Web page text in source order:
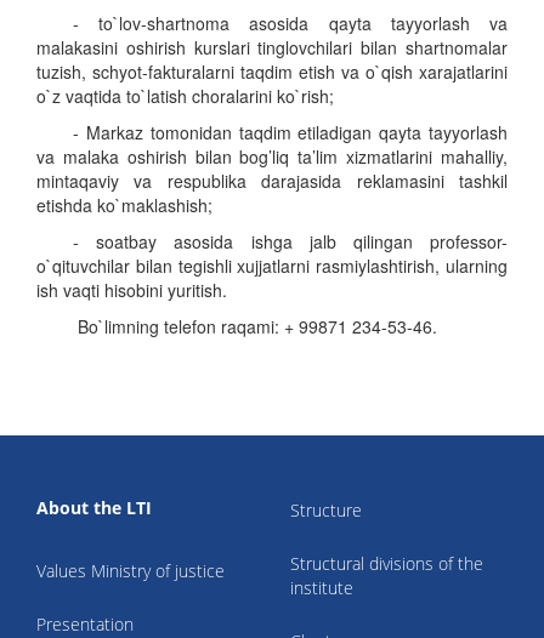
- to`lov-shartnoma asosida qayta tayyorlash va
malakasini oshirish kurslari tinglovchilari bilan shartnomalar
tuzish, schyot-fakturalarni taqdim etish va o`qish xarajatlarini
o`z vaqtida to`latish choralarini ko`rish;
- Markaz tomonidan taqdim etiladigan qayta tayyorlash
va malaka oshirish bilan bog’liq ta’lim xizmatlarini mahalliy,
mintaqaviy va respublika darajasida reklamasini tashkil
etishda ko`maklashish;
- soatbay asosida ishga jalb qilingan professor-
o`qituvchilar bilan tegishli xujjatlarni rasmiylashtirish, ularning
ish vaqti hisobini yuritish.
Bo`limning telefon raqami: + 99871 234-53-46.
About the LTI
Values Ministry of justice
Presentation
Structure
Structural divisions of the
institute